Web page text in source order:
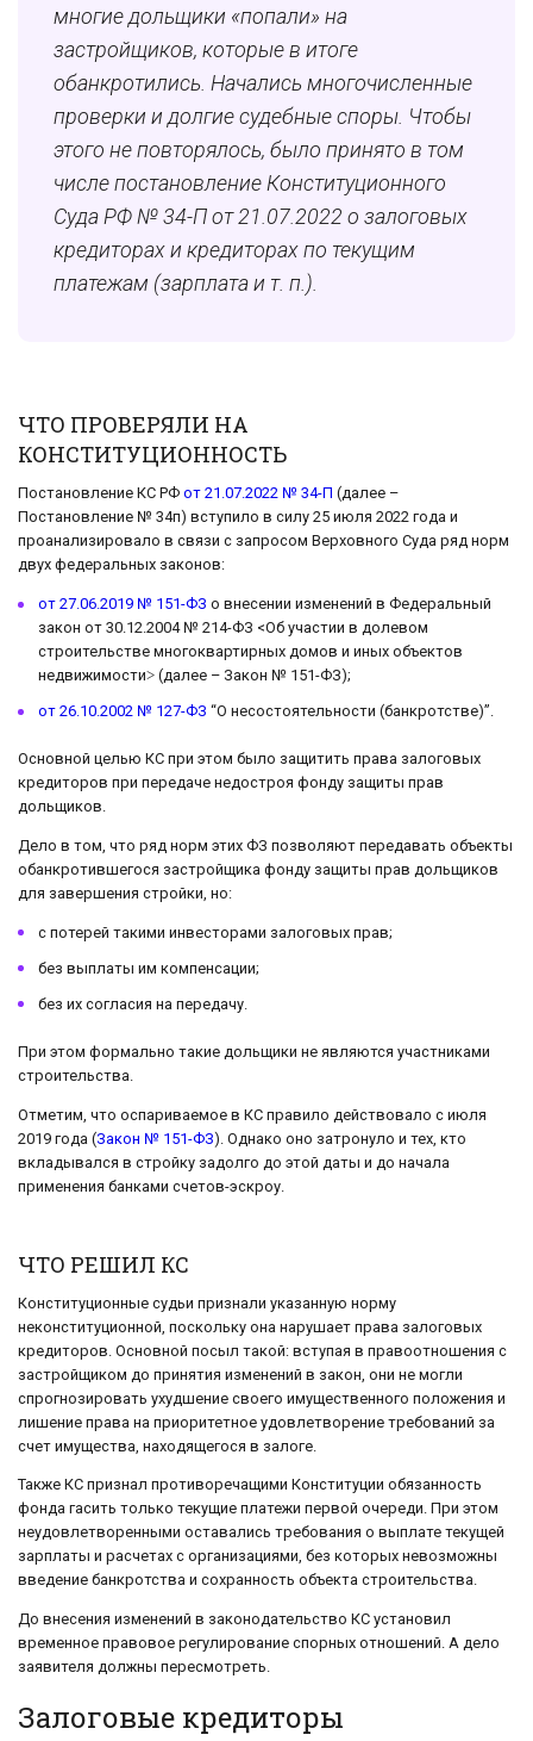
многие дольщики «попали» на
застройщиков, которые в итоге
обанкротились. Начались многочисленные
проверки и долгие судебные споры. Чтобы
этого не повторялось, было принято в том
числе постановление Конституционного
Суда РФ № 34-П от 21.07.2022 о залоговых
кредиторах и кредиторах по текущим
платежам (зарплата и т. п.).
ЧТО ПРОВЕРЯЛИ НА
КОНСТИТУЦИОННОСТЬ
Постановление КС РФ от 21.07.2022 № 34-П (далее –
Постановление № 34п) вступило в силу 25 июля 2022 года и
проанализировало в связи с запросом Верховного Суда ряд норм
двух федеральных законов:
от 27.06.2019 № 151-ФЗ о внесении изменений в Федеральный
закон от 30.12.2004 № 214-ФЗ <Об участии в долевом
строительстве многоквартирных домов и иных объектов
недвижимости˃ (далее – Закон № 151-ФЗ);
от 26.10.2002 № 127-ФЗ “О несостоятельности (банкротстве)”.
Основной целью КС при этом было защитить права залоговых
кредиторов при передаче недостроя фонду защиты прав
дольщиков.
Дело в том, что ряд норм этих ФЗ позволяют передавать объекты
обанкротившегося застройщика фонду защиты прав дольщиков
для завершения стройки, но:
с потерей такими инвесторами залоговых прав;
без выплаты им компенсации;
без их согласия на передачу.
При этом формально такие дольщики не являются участниками
строительства.
Отметим, что оспариваемое в КС правило действовало с июля
2019 года (Закон № 151-ФЗ). Однако оно затронуло и тех, кто
вкладывался в стройку задолго до этой даты и до начала
применения банками счетов-эскроу.
ЧТО РЕШИЛ КС
Конституционные судьи признали указанную норму
неконституционной, поскольку она нарушает права залоговых
кредиторов. Основной посыл такой: вступая в правоотношения с
застройщиком до принятия изменений в закон, они не могли
спрогнозировать ухудшение своего имущественного положения и
лишение права на приоритетное удовлетворение требований за
счет имущества, находящегося в залоге.
Также КС признал противоречащими Конституции обязанность
фонда гасить только текущие платежи первой очереди. При этом
неудовлетворенными оставались требования о выплате текущей
зарплаты и расчетах с организациями, без которых невозможны
введение банкротства и сохранность объекта строительства.
До внесения изменений в законодательство КС установил
временное правовое регулирование спорных отношений. А дело
заявителя должны пересмотреть.
Залоговые кредиторы